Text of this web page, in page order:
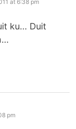
at 6:38 pm
ku… Duit
pm